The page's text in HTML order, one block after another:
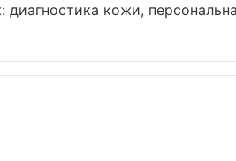
кожи,